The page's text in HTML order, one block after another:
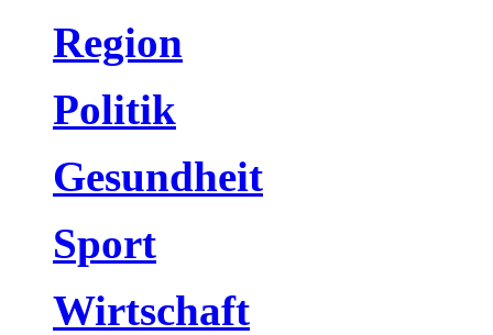
Region
Politik
Gesundheit
Sport
Wirtschaft